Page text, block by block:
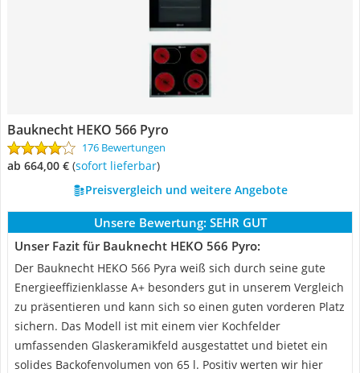
Bauknecht HEKO 566 Pyro
176 Bewertungen
ab 664,00 € ( Sofort lieferbar)
Preisvergleich und weitere Angebote
Unsere Bewertung: SEHR GUT
Unser Fazit für Bauknecht HEKO 566 Pyro:
Der Bauknecht HEKO 566 Pyra weiß sich durch seine gute
Energieeffizienklasse A+ besonders gut in unserem Vergleich
zu präsentieren und kann sich so einen guten vorderen Platz
sichern. Das Modell ist mit einem vier Kochfelder
umfassenden Glaskeramikfeld ausgestattet und bietet ein
solides Backofenvolumen von 65 l. Positiv werten wir hier